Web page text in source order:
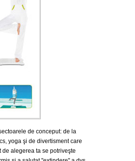
de conceput: de la
yoga şi de divertisment care
de alegerea ta se potriveşte